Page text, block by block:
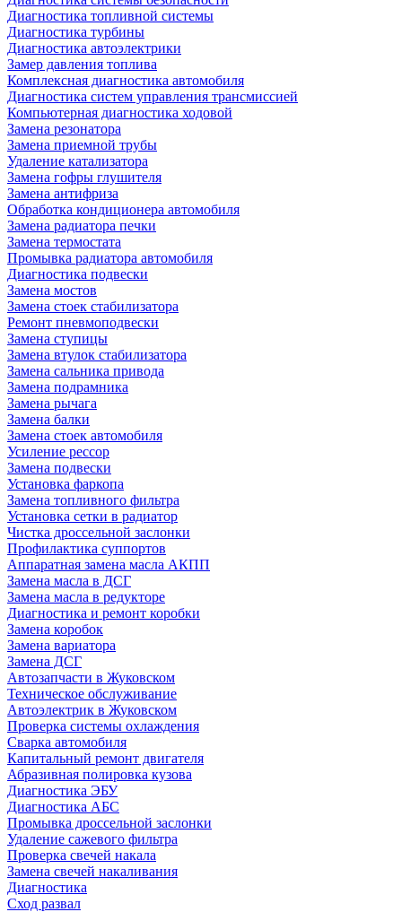
Диагностика топливной системы
Диагностика турбины
Диагностика автоэлектрики
Замер давления топлива
Комплексная диагностика автомобиля
Диагностика систем управления трансмиссией
Компьютерная диагностика ходовой
Замена резонатора
Замена приемной трубы
Удаление катализатора
Замена гофры глушителя
Замена антифриза
Обработка кондиционера автомобиля
Замена радиатора печки
Замена термостата
Промывка радиатора автомобиля
Диагностика подвески
Замена мостов
Замена стоек стабилизатора
Ремонт пневмоподвески
Замена ступицы
Замена втулок стабилизатора
Замена сальника привода
Замена подрамника
Замена рычага
Замена балки
Замена стоек автомобиля
Усиление рессор
Замена подвески
Установка фаркопа
Замена топливного фильтра
Установка сетки в радиатор
Чистка дроссельной заслонки
Профилактика суппортов
Аппаратная замена масла АКПП
Замена масла в ДСГ
Замена масла в редукторе
Диагностика и ремонт коробки
Замена коробок
Замена вариатора
Замена ДСГ
Автозапчасти в Жуковском
Техническое обслуживание
Автоэлектрик в Жуковском
Проверка системы охлаждения
Сварка автомобиля
Капитальный ремонт двигателя
Абразивная полировка кузова
Диагностика ЭБУ
Диагностика АБС
Промывка дроссельной заслонки
Удаление сажевого фильтра
Проверка свечей накала
Замена свечей накаливания
Диагностика
Сход развал